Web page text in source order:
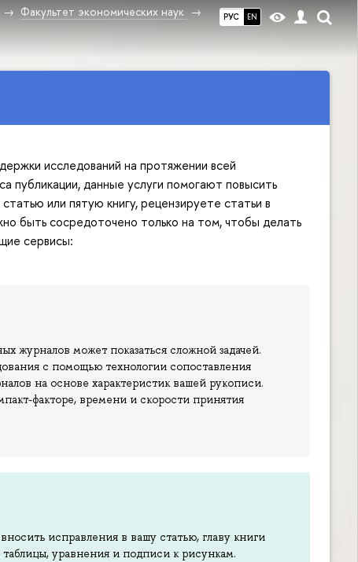
РУС EN
Факультет экономических наук
исследований на протяжении всей
публикации, данные услуги помогают повысить
или пятую книгу, рецензируете статьи в
быть сосредоточено только на том, чтобы делать
сервисы:
журналов может показаться сложной задачей.
с помощью технологии сопоставления
на основе характеристик вашей рукописи.
факторе, времени и скорости принятия
исправления в вашу статью, главу книги
уравнения и подписи к рисункам.